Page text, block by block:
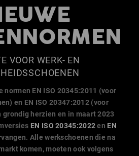
VOOR WERK- EN
normen EN ISO 20345:2011 (voor
en EN ISO 20347:2012 (voor
grondig herzien en in maart 2023
EN ISO 20345:2022en EN
Alle werkschoenen die na
komen, moeten ook volgens